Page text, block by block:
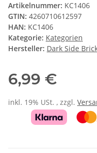
Artikelnummer: KC1406
GTIN: 4260710612597
HAN: KC1406
Kategorie: Kategorien
Hersteller: Dark Side
6,99 €
inkl. 19% USt. , zzgl.